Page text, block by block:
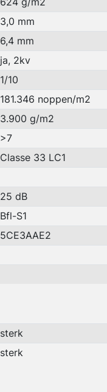
3,0 mm
6,4 mm
ja, 2kv
1/10
181.346 noppen/m2
3.900 g/m2
>7
Classe 33 LC1
25 dB
Bfl-S1
5CE3AAE2
sterk
sterk